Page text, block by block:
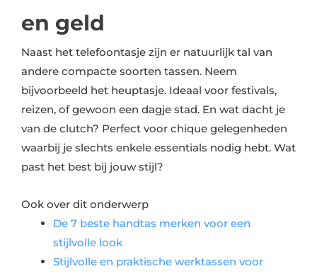
en geld
Naast het telefoontasje zijn er natuurlijk tal van
andere compacte soorten tassen. Neem
bijvoorbeeld het heuptasje. Ideaal voor festivals,
reizen, of gewoon een dagje stad. En wat dacht je
van de clutch? Perfect voor chique gelegenheden
waarbij je slechts enkele essentials nodig hebt. Wat
past het best bij jouw stijl?
Ook over dit onderwerp
De 7 beste handtas merken voor een
stijlvolle look
Stijlvolle en praktische werktassen voor